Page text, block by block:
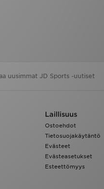
Laillisuus
Ostoehdot
Tietosuojakäytäntö
Evästeet
Evästeasetukset
Esteettömyys